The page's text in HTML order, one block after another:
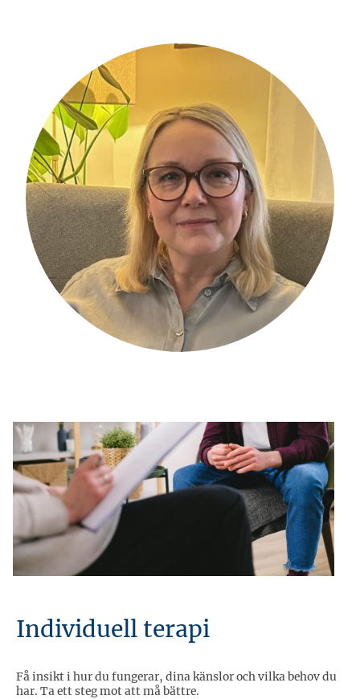
Individuell terapi
Få insikt i hur du fungerar, dina känslor och vilka behov du
har. Ta ett steg mot att må bättre.